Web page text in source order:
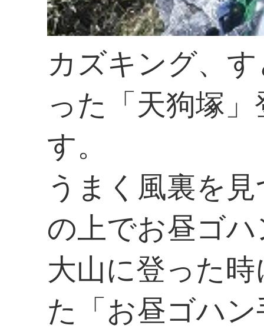
カズキング、
った「天狗塚
す。
うまく風裏を
の上でお昼ゴ
大山に登った
た「お昼ゴハ